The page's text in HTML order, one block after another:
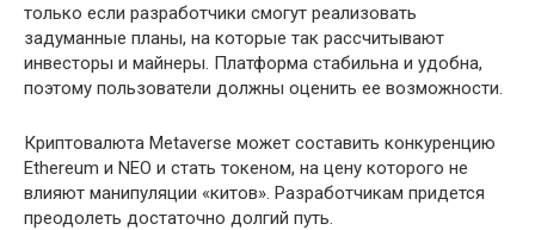
только если разработчики смогут реализовать
задуманные планы, на которые так рассчитывают
инвесторы и майнеры. Платформа стабильна и удобна,
поэтому пользователи должны оценить ее возможности.
Криптовалюта Metaverse может составить конкуренцию
Ethereum и NEO и стать токеном, на цену которого не
влияют манипуляции «китов». Разработчикам придется
преодолеть достаточно долгий путь.